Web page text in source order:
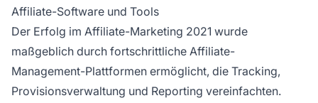
Affiliate-Software und Tools
Der Erfolg im Affiliate-Marketing 2021 wurde
maßgeblich durch fortschrittliche Affiliate-
Management-Plattformen ermöglicht, die Tracking,
Provisionsverwaltung und Reporting vereinfachten.